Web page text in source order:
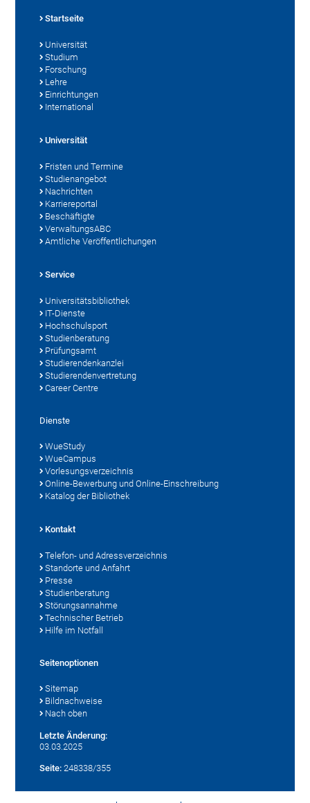
Startseite
Universität
Studium
Forschung
Lehre
Einrichtungen
International
Universität
Fristen und Termine
Studienangebot
Nachrichten
Karriereportal
Beschäftigte
VerwaltungsABC
Amtliche Veröffentlichungen
Service
Universitätsbibliothek
IT-Dienste
Hochschulsport
Studienberatung
Prüfungsamt
Studierendenkanzlei
Studierendenvertretung
Career Centre
Dienste
WueStudy
WueCampus
Vorlesungsverzeichnis
Online-Bewerbung und Online-Einschreibung
Katalog der Bibliothek
Kontakt
Telefon- und Adressverzeichnis
Standorte und Anfahrt
Presse
Studienberatung
Störungsannahme
Technischer Betrieb
Hilfe im Notfall
Seitenoptionen
Sitemap
Bildnachweise
Nach oben
Letzte Änderung:
03.03.2025
Seite: 248338/355